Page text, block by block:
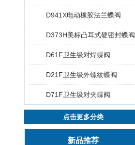
D941X电动橡胶法兰蝶阀
D373H美标凸耳式硬密封蝶阀
D61F卫生级对焊蝶阀
D21F卫生级外螺纹蝶阀
D71F卫生级对夹蝶阀
点击更多分类
新品推荐